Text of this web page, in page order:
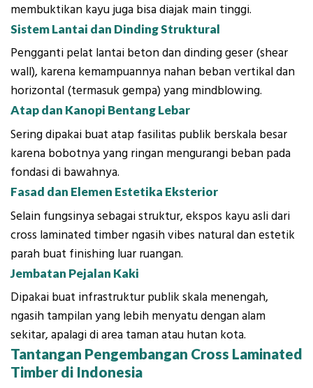
membuktikan kayu juga bisa diajak main tinggi.
Sistem Lantai dan Dinding Struktural
Pengganti pelat lantai beton dan dinding geser (shear
wall), karena kemampuannya nahan beban vertikal dan
horizontal (termasuk gempa) yang mindblowing.
Atap dan Kanopi Bentang Lebar
Sering dipakai buat atap fasilitas publik berskala besar
karena bobotnya yang ringan mengurangi beban pada
fondasi di bawahnya.
Fasad dan Elemen Estetika Eksterior
Selain fungsinya sebagai struktur, ekspos kayu asli dari
cross laminated timber ngasih vibes natural dan estetik
parah buat finishing luar ruangan.
Jembatan Pejalan Kaki
Dipakai buat infrastruktur publik skala menengah,
ngasih tampilan yang lebih menyatu dengan alam
sekitar, apalagi di area taman atau hutan kota.
Tantangan Pengembangan Cross Laminated
Timberdi Indonesia